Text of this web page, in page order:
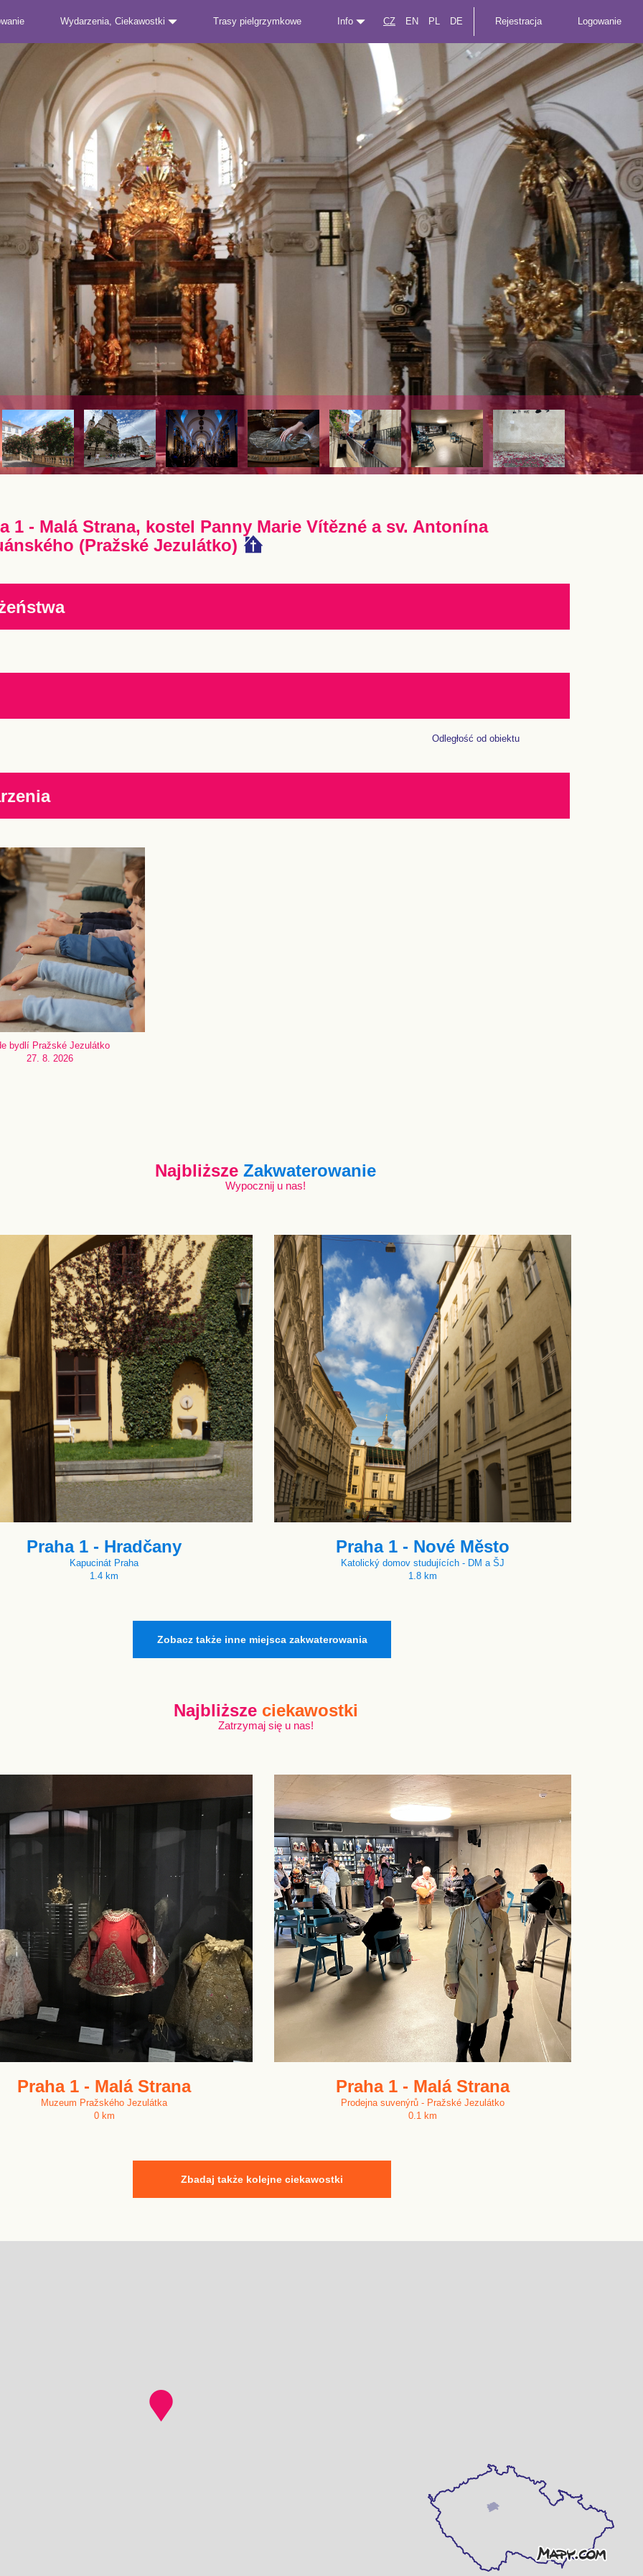
Wydarzenia, Ciekawostki Trasy pielgrzymkowe Info CZ EN PL DE Rejestracja Logowanie
1 - Malá Strana, kostel Panny Marie Vítězné a sv. Antonína
(Pražské Jezulátko)
Odległość od obiektu
bydlí Pražské Jezulátko
27. 8. 2026
NajbliższeZakwaterowanie
Wypocznij u nas!
Praha 1 - Hradčany
Kapucinát Praha
1.4 km
Praha 1 - Nové Město
Katolický domov studujících - DM a ŠJ
1.8 km
Zobacz także inne miejsca zakwaterowania
Najbliższe ciekawostki
Zatrzymaj się u nas!
Praha 1 - Malá Strana
Muzeum Pražského Jezulátka
0 km
Praha 1 - Malá Strana
Prodejna suvenýrů - Pražské Jezulátko
0.1 km
Zbadaj także kolejne ciekawostki